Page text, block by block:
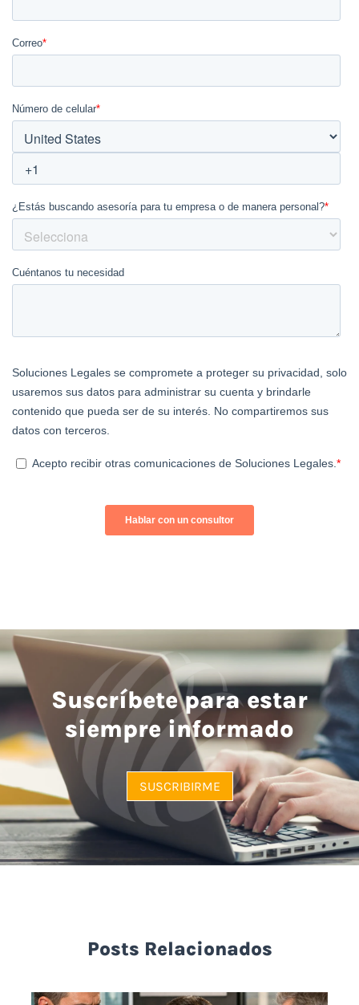
Suscríbete para estar
siempre informado
SUSCRIBIRME
Posts Relacionados